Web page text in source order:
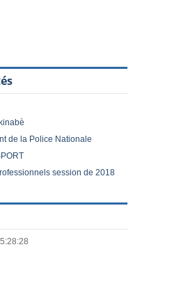
de la Police Nationale
session de 2018